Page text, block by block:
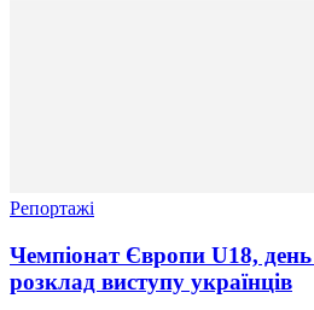
Репортажі
Чемпіонат Європи U18, день
розклад виступу українців